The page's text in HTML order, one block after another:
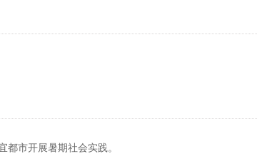
都市开展暑期社会实践。